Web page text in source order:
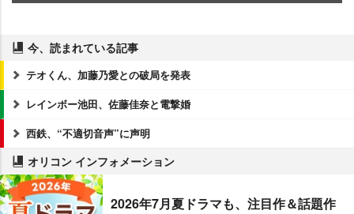
今、読まれている記事
テオくん、加藤乃愛との破局を発表
レインボー池田、佐藤佳奈と電撃婚
西鉄、“不適切音声”に声明
オリコン インフォメーション
2026年7月夏ドラマも、注目作＆話題作